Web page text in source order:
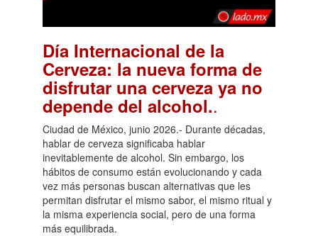
Día Internacional de la
Cerveza: la nueva forma de
disfrutar una cerveza ya no
depende del alcohol..
Ciudad de México, junio 2026.- Durante décadas,
hablar de cerveza significaba hablar
inevitablemente de alcohol. Sin embargo, los
hábitos de consumo están evolucionando y cada
vez más personas buscan alternativas que les
permitan disfrutar el mismo sabor, el mismo ritual y
la misma experiencia social, pero de una forma
más equilibrada.